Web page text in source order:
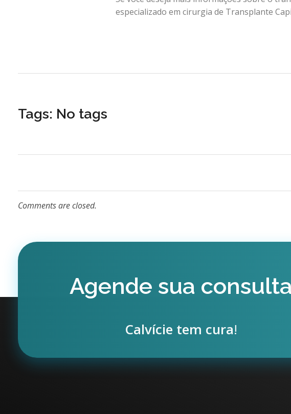
especializado em cirurgia de Transplante
Tags: No tags
Comments are closed.
Agende sua consulta
Calvície tem cura!